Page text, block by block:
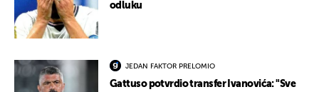
odluku
JEDAN FAKTOR PRELOMIO
Gattuso potvrdio transfer Ivanovića: "Sve